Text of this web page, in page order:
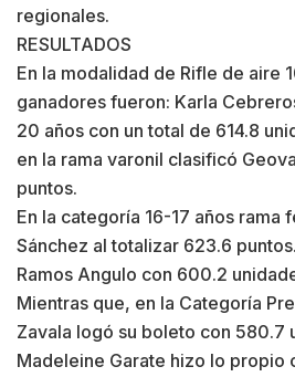
regionales.
RESULTADOS
En la modalidad de Rifle de aire
ganadores fueron: Karla
20 años con un total de 614.8
en la rama varonil clasificó
puntos.
En la categoría 16-17 años rama
Sánchez al totalizar 623.6
Ramos Angulo con 600.2
Mientras que, en la Categoría
Zavala logó su boleto con 580.7
Madeleine Garate hizo lo propio